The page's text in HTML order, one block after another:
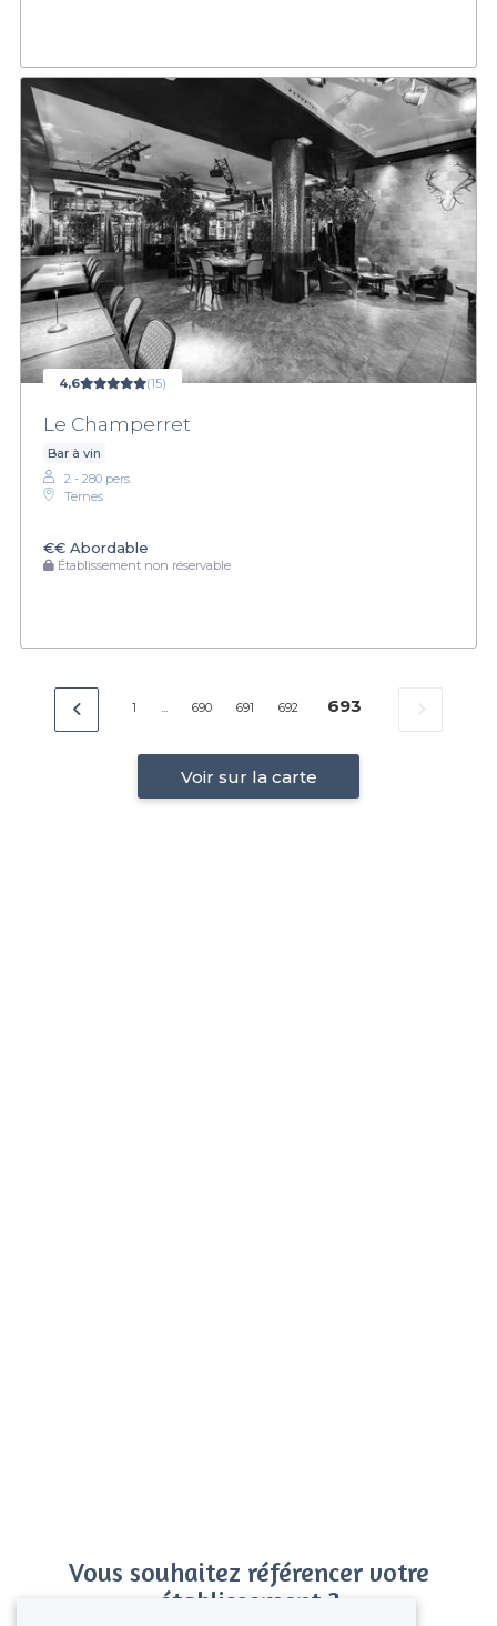
4,6 (15)
Le Champerret
Bar à vin
2 - 280 pers.
Ternes
€€ Abordable
Établissement non réservable
1 690 691 692 693
Voir sur la carte
Vous souhaitez référencer votre
établissement ?